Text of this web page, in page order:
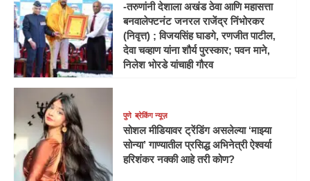
-तरुणांनी देशाला अखंड ठेवा आणि महासत्ता
बनवालेफ्टनंट जनरल राजेंद्र निंभोरकर
(निवृत्त) ; विजयसिंह घाडगे, रणजीत पाटील,
देवा चव्हाण यांना शौर्य पुरस्कार; पवन माने,
निलेश भोरडे यांचाही गौरव
पुणे ब्रेकिंग न्यूज़
सोशल मीडियावर ट्रेंडिंग असलेल्या ‘माझ्या
सोन्या’ गाण्यातील प्रसिद्ध अभिनेत्री ऐश्वर्या
हरिशंकर नक्की आहे तरी कोण?